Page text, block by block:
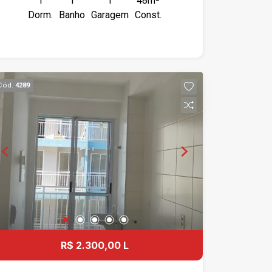
COM PAINEL, 01 QUINTAL NO TÉRREO,
Dorm.
Banho Garagem Const.
4289
R$ 2.300,00 L